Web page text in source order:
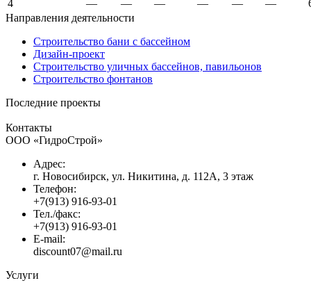
4
— — — — — —
Направления деятельности
Строительство бани с бассейном
Дизайн-проект
Строительство уличных бассейнов, павильонов
Строительство фонтанов
Последние проекты
Контакты
ООО «ГидроСтрой»
Адрес:
г. Новосибирск, ул. Никитина, д. 112А, 3 этаж
Телефон:
+7(913) 916-93-01
Тел./факс:
+7(913) 916-93-01
E-mail:
discount07@mail.ru
Услуги